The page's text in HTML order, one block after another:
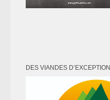
DES VIANDES D’EXCEPTION